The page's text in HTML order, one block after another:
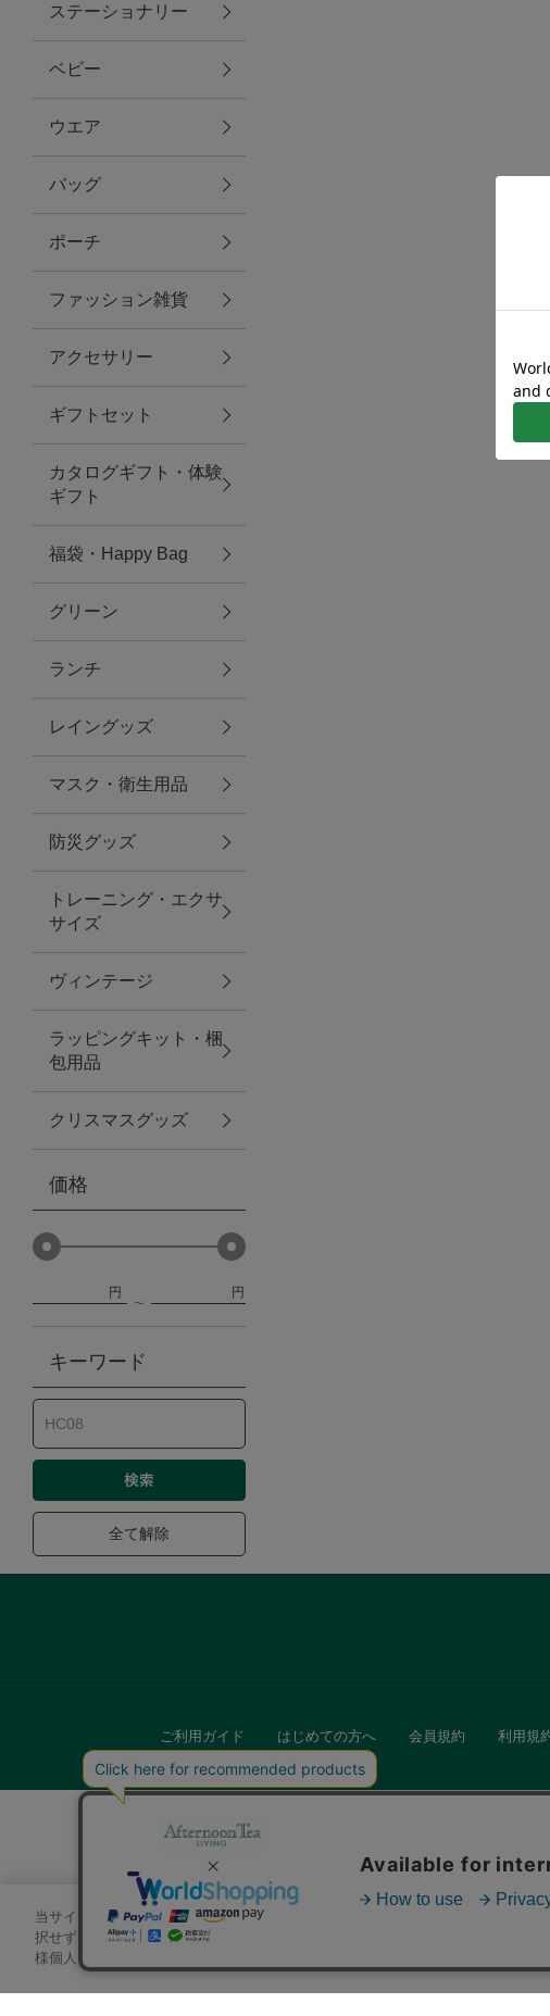
ファブリック
グリーン
バス＆ビューティー
バス＆ビューティー
タオル
ウエア＆バッグ
ウエア
レイングッズ
アクセサリー
ファッション雑貨
ファッショングッズ
スマホケース・アクセサリー
ポーチ
ステーショナリー
その他
紅茶・フード
防災グッズ・非常食
トレーニング
ヴィンテージ
ステーショナリー
ベビー
ウエア
バッグ
ポーチ
ファッション雑貨
アクセサリー
ギフトセット
カタログギフト・体験
ギフト
福袋・Happy Bag
グリーン
ランチ
レイングッズ
マスク・衛生用品
防災グッズ
トレーニング・エクサ
サイズ
ヴィンテージ
ラッピングキット・梱
包用品
クリスマスグッズ
価格
円 円
キーワード
全て解除
ご利用ガイド はじめての方へ 会員規約 利用規
当サイトでは、サイトの利便性向上のためにクッキーを使用いたします。ボタン
択せずにページを移動した場合、クッキーの使用に同意したことになります。ク
様個人を特定できる情報」は一切含まれておりません。詳細は